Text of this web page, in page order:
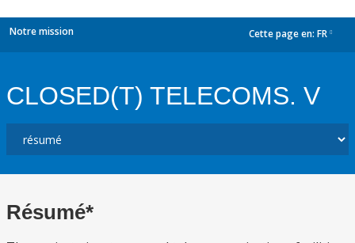
Notre mission Cette page en: FR
CLOSED(T) TELECOMS. V
Résumé*